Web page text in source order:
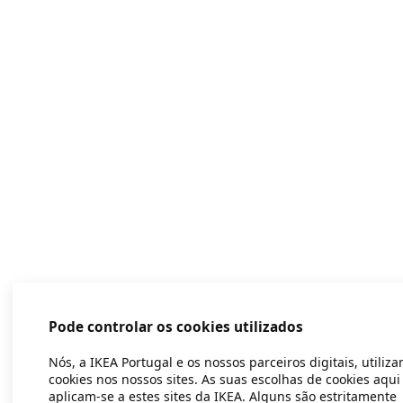
Pode controlar os cookies utilizados
Nós, a IKEA Portugal e os nossos parceiros digitais,
cookies nos nossos sites. As suas escolhas de cookies aqui
aplicam-se a estes sites da IKEA. Alguns são estritamente